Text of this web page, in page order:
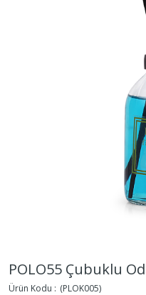
POLO55 Çubuklu
(PLOK005)